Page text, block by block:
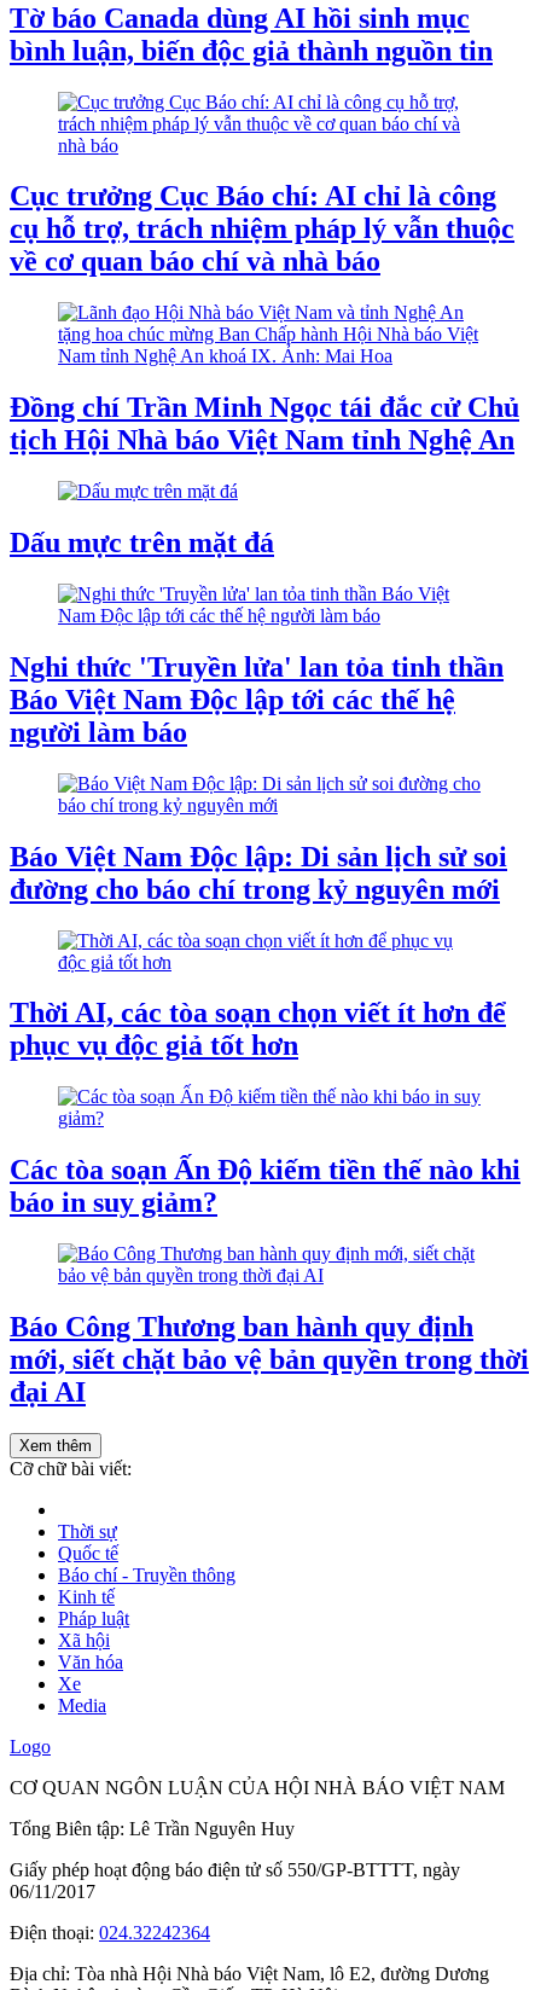
Tờ báo Canada dùng AI hồi sinh mục
bình luận, biến độc giả thành nguồn tin
Cục trưởng Cục Báo chí: AI chỉ là công
cụ hỗ trợ, trách nhiệm pháp lý vẫn thuộc
về cơ quan báo chí và nhà báo
Đồng chí Trần Minh Ngọc tái đắc cử Chủ
tịch Hội Nhà báo Việt Nam tỉnh Nghệ An
Dấu mực trên mặt đá
Nghi thức 'Truyền lửa' lan tỏa tinh thần
Báo Việt Nam Độc lập tới các thế hệ
người làm báo
Báo Việt Nam Độc lập: Di sản lịch sử soi
đường cho báo chí trong kỷ nguyên mới
Thời AI, các tòa soạn chọn viết ít hơn để
phục vụ độc giả tốt hơn
Các tòa soạn Ấn Độ kiếm tiền thế nào khi
báo in suy giảm?
Báo Công Thương ban hành quy định
mới, siết chặt bảo vệ bản quyền trong thời
đại AI
Xem thêm
Cỡ chữ bài viết:
Thời sự
Quốc tế
Báo chí - Truyền thông
Kinh tế
Pháp luật
Xã hội
Văn hóa
Xe
Media
Logo
CƠ QUAN NGÔN LUẬN CỦA HỘI NHÀ BÁO VIỆT NAM
Tổng Biên tập: Lê Trần Nguyên Huy
Giấy phép hoạt động báo điện tử số 550/GP-BTTTT, ngày
06/11/2017
Điện thoại: 024.32242364
Địa chỉ: Tòa nhà Hội Nhà báo Việt Nam, lô E2, đường Dương